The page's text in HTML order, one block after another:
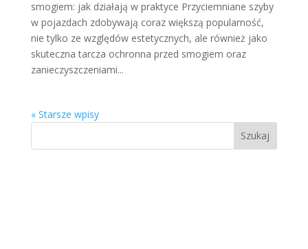
smogiem: jak działają w praktyce Przyciemniane szyby
w pojazdach zdobywają coraz większą popularność,
nie tylko ze względów estetycznych, ale również jako
skuteczna tarcza ochronna przed smogiem oraz
zanieczyszczeniami...
« Starsze wpisy
Szukaj